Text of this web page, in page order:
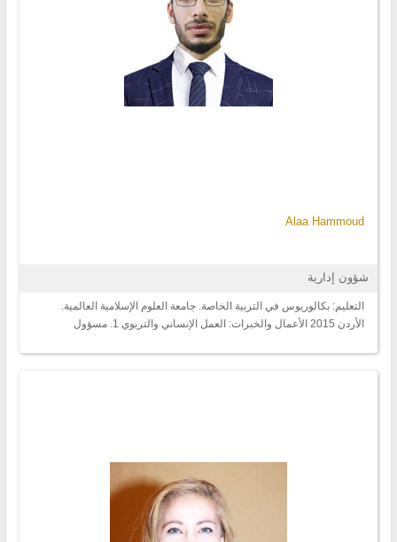
Alaa Hammoud
شؤون إدارية
التعليم: بكالوريوس في التربية الخاصة. جامعة العلوم الإسلامية العالمية.
الأردن 2015 الأعمال والخبرات: العمل الإنساني والتربوي 1. مسؤول
الهلال الأحمر القطري مساعد لإدارة المشروع في إدارة وتوجيه فرق العمل
ضمن المخيمات والمراكز التعليمية، ورفع التقارير المتعلقة بالأمور التربوية
والتعليمية عن الأطفال والأهالي لمدير المشروع من خلال الجلسات
واللقاءات، إضافة لوضع خطط لسير أعمال المشروع والمقابلات الاجتماعية.
المهارات: • PMP شهادة مشاركة منظمة الهجرة الدولية • الدعم النفسي